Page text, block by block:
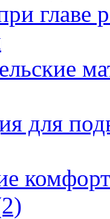
главе
для